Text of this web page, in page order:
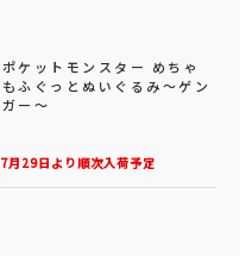
7月29日より順次入荷予定
ポケットモンスター めちゃ
もふぐっとぬいぐるみ～ゲン
ガー～